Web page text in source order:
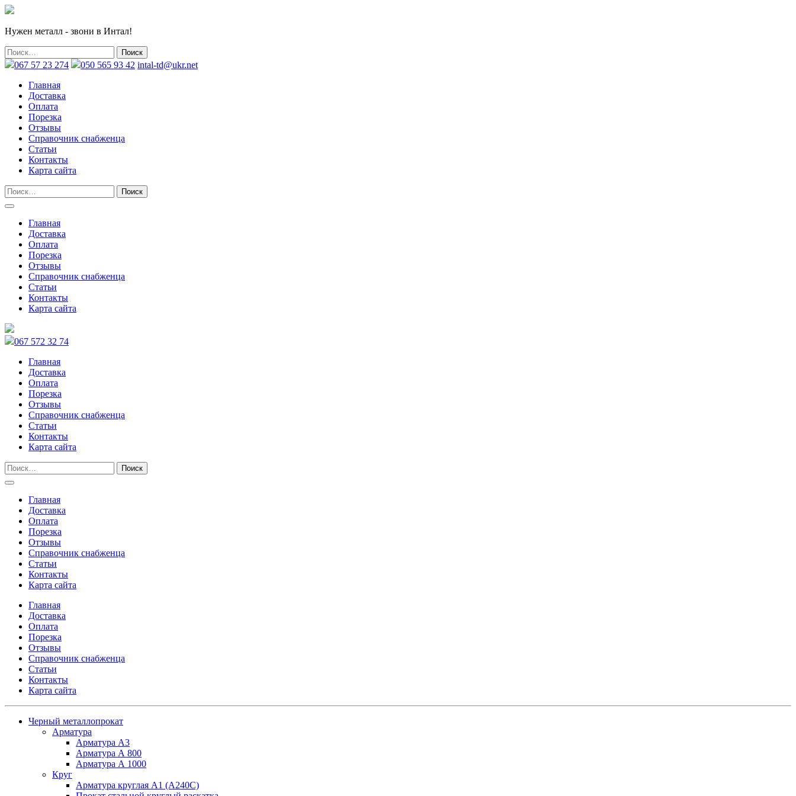
Нужен металл - звони в Интал!
067 57 23 274 050 565 93 42 intal-td@ukr.net
Главная
Доставка
Оплата
Порезка
Отзывы
Справочник снабженца
Статьи
Контакты
Карта сайта
Главная
Доставка
Оплата
Порезка
Отзывы
Справочник снабженца
Статьи
Контакты
Карта сайта
067 572 32 74
Главная
Доставка
Оплата
Порезка
Отзывы
Справочник снабженца
Статьи
Контакты
Карта сайта
Главная
Доставка
Оплата
Порезка
Отзывы
Справочник снабженца
Статьи
Контакты
Карта сайта
Главная
Доставка
Оплата
Порезка
Отзывы
Справочник снабженца
Статьи
Контакты
Карта сайта
Черный металлопрокат
Арматура
Арматура А3
Арматура А 800
Арматура А 1000
Круг
Арматура круглая А1 (А240C)